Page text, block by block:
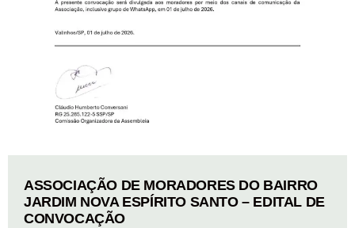
ASSOCIAÇÃO DE MORADORES DO BAIRRO
JARDIM NOVA ESPÍRITO SANTO – EDITAL DE
CONVOCAÇÃO